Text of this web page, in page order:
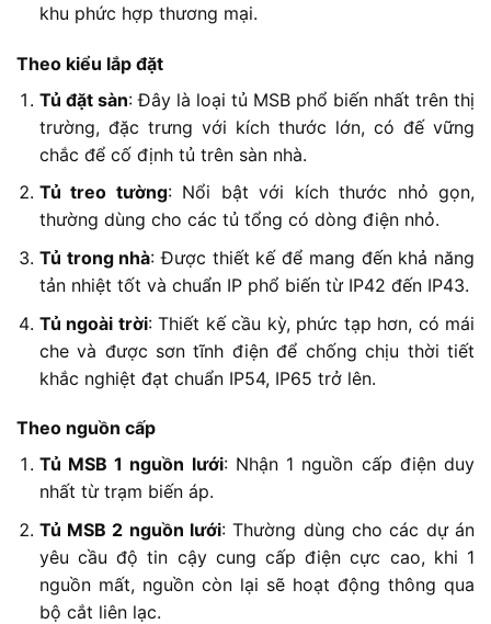
khu phức hợp thương mại.
Theo kiểu lắp đặt
Tủ đặt sàn: Đây là loại tủ MSB phổ biến nhất trên thị
trường, đặc trưng với kích thước lớn, có đế vững
chắc để cố định tủ trên sàn nhà.
Tủ treo tường: Nổi bật với kích thước nhỏ gọn,
thường dùng cho các tủ tổng có dòng điện nhỏ.
Tủ trong nhà: Được thiết kế để mang đến khả năng
tản nhiệt tốt và chuẩn IP phổ biến từ IP42 đến IP43.
Tủ ngoài trời: Thiết kế cầu kỳ, phức tạp hơn, có mái
che và được sơn tĩnh điện để chống chịu thời tiết
khắc nghiệt đạt chuẩn IP54, IP65 trở lên.
Theo nguồn cấp
Tủ MSB 1 nguồn lưới: Nhận 1 nguồn cấp điện duy
nhất từ trạm biến áp.
Tủ MSB 2 nguồn lưới: Thường dùng cho các dự án
yêu cầu độ tin cậy cung cấp điện cực cao, khi 1
nguồn mất, nguồn còn lại sẽ hoạt động thông qua
bộ cắt liên lạc.